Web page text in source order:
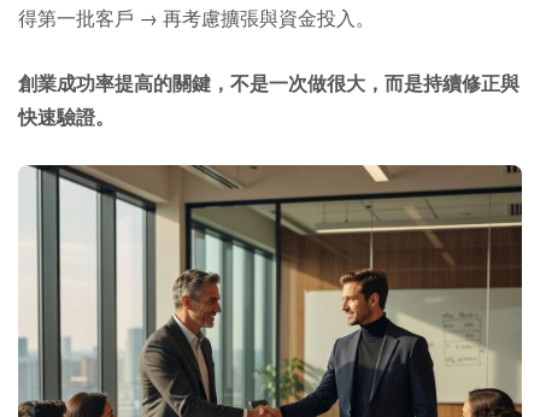
得第一批客戶 → 再考慮擴張與資金投入。
創業成功率提高的關鍵，不是一次做很大，而是持續修正與
快速驗證。